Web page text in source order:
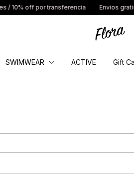
10% off por transferencia Envios gratis
SWIMWEAR ACTIVE Gift